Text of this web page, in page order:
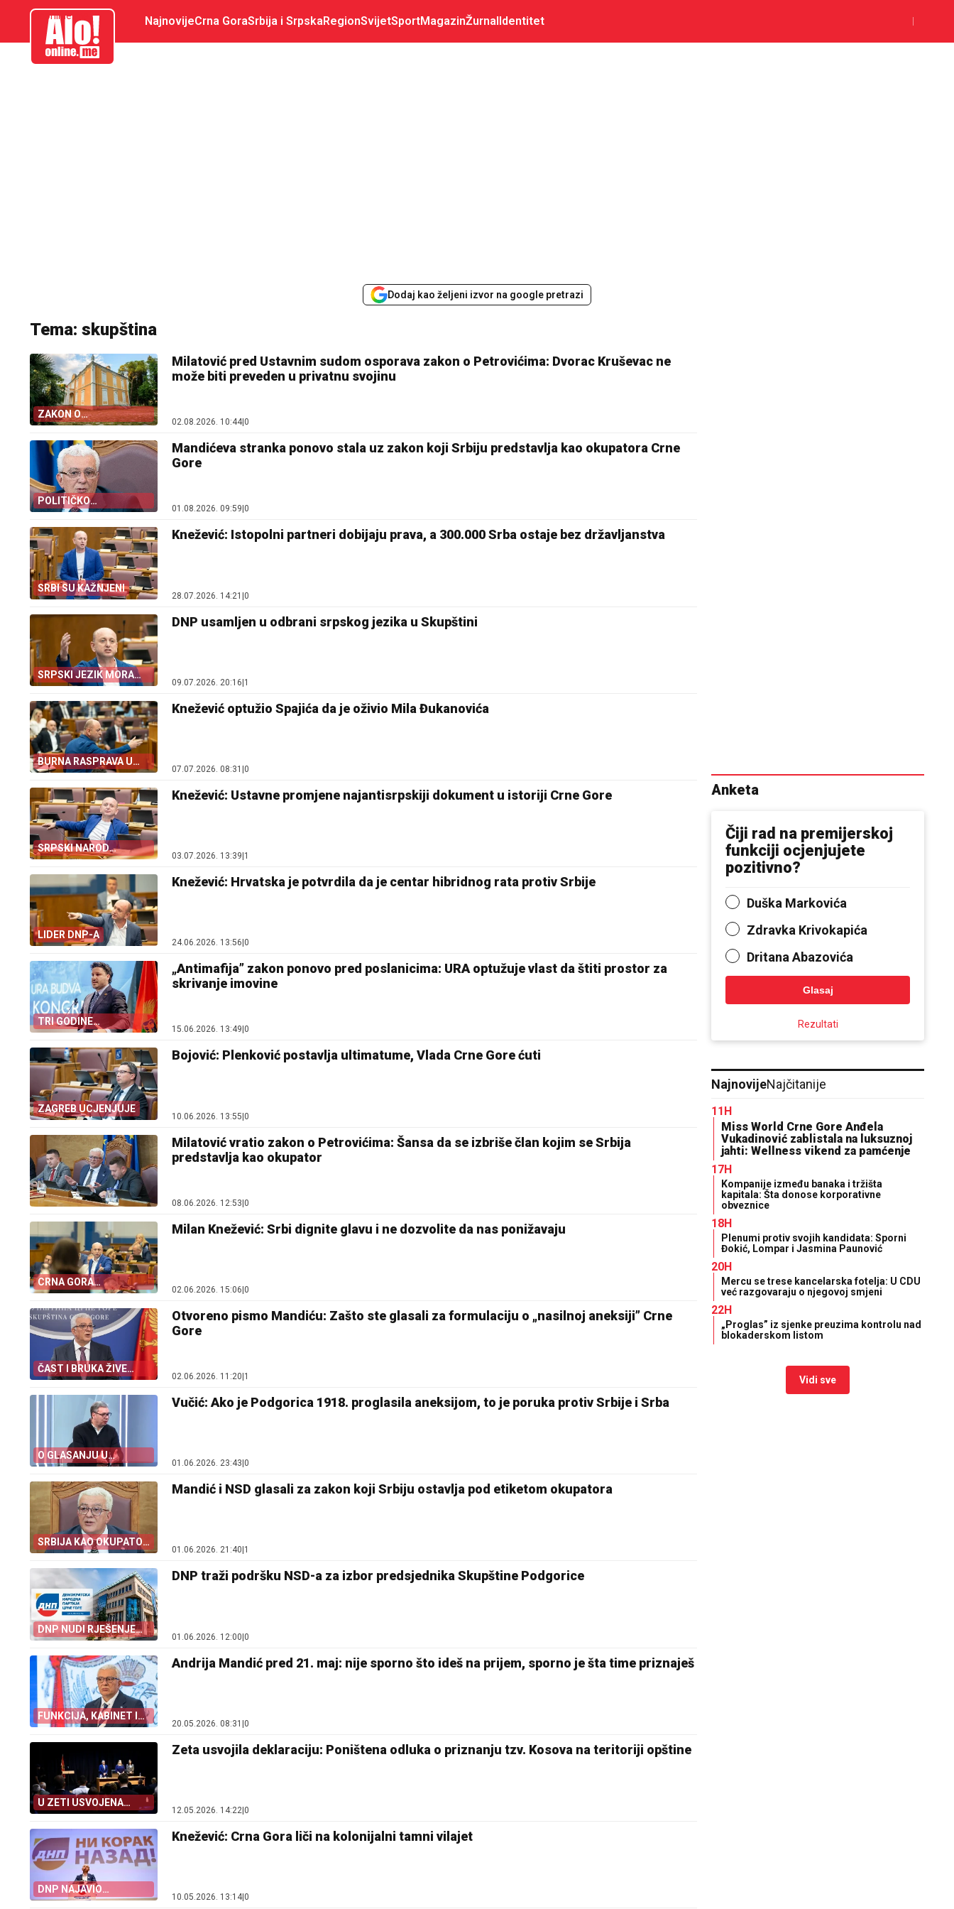
aloonline.me NajnovijeCrna GoraSrbija i SrpskaRegionSvijetSportMagazinŽurnalIdentitet
Dodaj kao željeni izvor na google pretrazi
Tema: skupština
ZAKON O
PETROVIĆIMA
Milatović pred Ustavnim sudom osporava zakon o Petrovićima: Dvorac Kruševac ne
može biti preveden u privatnu svojinu
02.08.2026. 10:44 0
POLITIČKO
LICEMJERSTVO
Mandićeva stranka ponovo stala uz zakon koji Srbiju predstavlja kao okupatora Crne
Gore
01.08.2026. 09:59 0
SRBI SU KAŽNJENI
Knežević: Istopolni partneri dobijaju prava, a 300.000 Srba ostaje bez državljanstva
28.07.2026. 14:21 |0
SRPSKI JEZIK MORA
VASKRSNUTI
DNP usamljen u odbrani srpskog jezika u Skupštini
09.07.2026. 20:16|1
BURNA RASPRAVA U
SKUPŠTINI
Knežević optužio Spajića da je oživio Mila Đukanovića
07.07.2026. 08:31 |0
SRPSKI NAROD
PONOVO NA UDARU
Knežević: Ustavne promjene najantisrpskiji dokument u istoriji Crne Gore
03.07.2026. 13:39 1
LIDER DNP-A
Knežević: Hrvatska je potvrdila da je centar hibridnog rata protiv Srbije
24.06.2026. 13:56 0
TRI GODINE
IZGUBLJENE
„Antimafija” zakon ponovo pred poslanicima: URA optužuje vlast da štiti prostor za
skrivanje imovine
15.06.2026. 13:49 0
ZAGREB UCJENJUJE
Bojović: Plenković postavlja ultimatume, Vlada Crne Gore ćuti
10.06.2026. 13:55|0
Milatović vratio zakon o Petrovićima: Šansa da se izbriše član kojim se Srbija
predstavlja kao okupator
08.06.2026. 12:53|0
CRNA GORA
OSLOBOĐENJE
KAPITULACIJOM
Milan Knežević: Srbi dignite glavu i ne dozvolite da nas ponižavaju
02.06.2026. 15:06|0
ČAST I BRUKA ŽIVE
DOVIJEKA
Otvoreno pismo Mandiću: Zašto ste glasali za formulaciju o „nasilnoj aneksiji” Crne
Gore
02.06.2026. 11:20 1
O GLASANJU U
SKUPŠTINI CRNE GORE
Vučić: Ako je Podgorica 1918. proglasila aneksijom, to je poruka protiv Srbije i Srba
01.06.2026. 23:43 0
SRBIJA KAO OKUPATOR
U CRNOGORSKOM
Mandić i NSD glasali za zakon koji Srbiju ostavlja pod etiketom okupatora
01.06.2026. 21:40 1
DNP NUDI RJEŠENJE
ZA KRIZU
DNP traži podršku NSD-a za izbor predsjednika Skupštine Podgorice
01.06.2026. 12:00|0
FUNKCIJA, KABINET I
POZIVNICA
Andrija Mandić pred 21. maj: nije sporno što ideš na prijem, sporno je šta time priznaješ
20.05.2026. 08:31 |0
U ZETI USVOJENA
DEKLARACIJA
Zeta usvojila deklaraciju: Poništena odluka o priznanju tzv. Kosova na teritoriji opštine
12.05.2026. 14:22 0
DNP NAJAVIO
REZOLUCIJU O KIM
Knežević: Crna Gora liči na kolonijalni tamni vilajet
10.05.2026. 13:14 0
Anketa
Čiji rad na premijerskoj
funkciji ocjenjujete
pozitivno?
Duška Markovića
Zdravka Krivokapića
Dritana Abazovića
Glasaj
Rezultati
NajnovijeNajčitanije
11H
Miss World Crne Gore Anđela
Vukadinović zablistala na luksuznoj
jahti: Wellness vikend za pamćenje
17H
Kompanije između banaka i tržišta
kapitala: Šta donose korporativne
obveznice
18H
Plenumi protiv svojih kandidata: Sporni
Đokić, Lompar i Jasmina Paunović
20H
Mercu se trese kancelarska fotelja: U CDU
već razgovaraju o njegovoj smjeni
22H
„Proglas” iz sjenke preuzima kontrolu nad
blokaderskom listom
Vidi sve